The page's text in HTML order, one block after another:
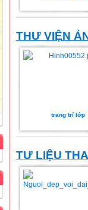
THƯ VIỆN
trang trí lớp
TƯ LIỆU